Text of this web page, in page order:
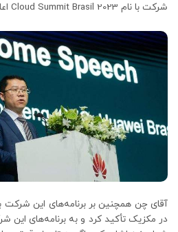
شرکت با نام Cloud Summit Brasil 2023 اعلام کرد.
آقای چن همچنین بر برنامه‌های این شرکت
در مکزیک تأکید کرد و به برنامه‌های این